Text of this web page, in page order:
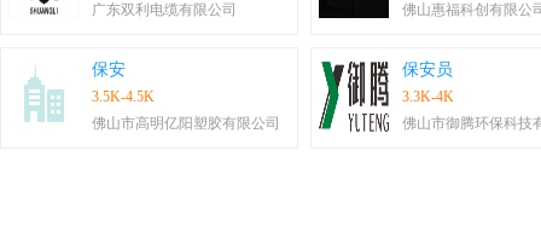
广东双利电缆有限公司
佛山惠福科创有限公
保安
3.5K-4.5K
佛山市高明亿阳塑胶有限公司
保安员
3.3K-4K
佛山市御腾环保科技